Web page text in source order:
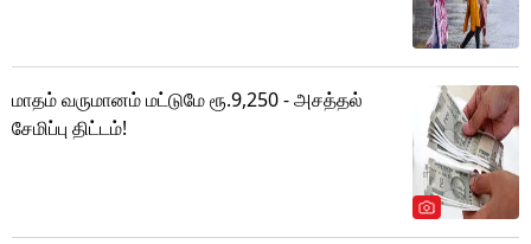
மாதம் வருமானம் மட்டுமே ரூ.9,250 - அசத்தல்
சேமிப்பு திட்டம்!